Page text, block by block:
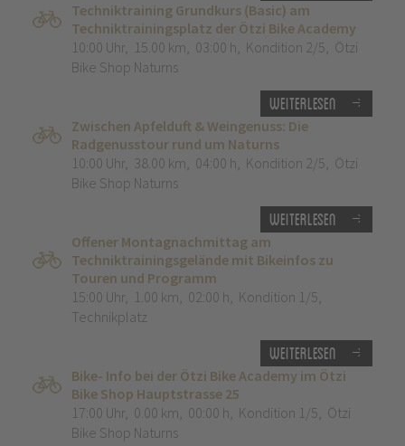
Techniktraining Grundkurs (Basic) am
Techniktrainingsplatz der Ötzi Bike Academy
10:00 Uhr, 15.00 km, 03:00 h, Kondition 2/5, Ötzi
Bike Shop Naturns
Weiterlesen
Zwischen Apfelduft & Weingenuss: Die
Radgenusstour rund um Naturns
10:00 Uhr, 38.00 km, 04:00 h, Kondition 2/5, Ötzi
Bike Shop Naturns
Weiterlesen
Offener Montagnachmittag am
Techniktrainingsgelände mit Bikeinfos zu
Touren und Programm
15:00 Uhr, 1.00 km, 02:00 h, Kondition 1/5,
Technikplatz
Weiterlesen
Bike- Info bei der Ötzi Bike Academy im Ötzi
Bike Shop Hauptstrasse 25
17:00 Uhr, 0.00 km, 00:00 h, Kondition 1/5, Ötzi
Bike Shop Naturns